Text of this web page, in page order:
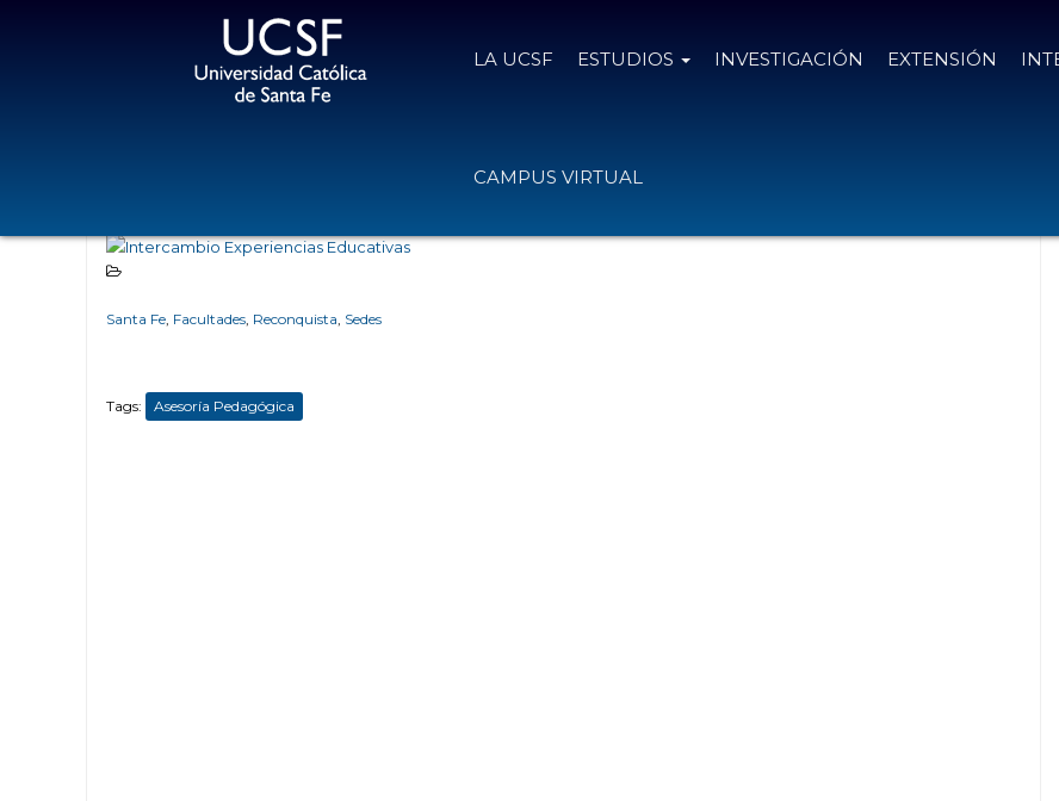
LA UCSF ESTUDIOS INVESTIGACIÓN EXTENSIÓN
CAMPUS VIRTUAL
Santa Fe, Facultades, Reconquista, Sedes
Tags: Asesoría Pedagógica